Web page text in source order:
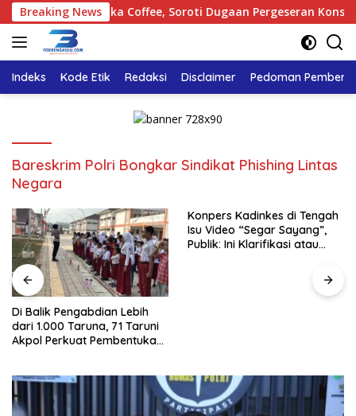
Langsung
ke
konten
Breaking News
Polemik Bika Coffee, Soroti Dugaan Pergeseran Konsep
Indeks Kode Etik Redaksi Disclaimer Pedoman
Bareskrim Polri Bongkar Sindikat Phishing Lintas
Negara
Di Balik Pengabdian Lebih
dari 1.000 Taruna, 71 Taruni
Akpol Perkuat Pembentukan
Konpers Kadinkes di Tengah
Isu Video “Segar Sayang”,
Publik: Ini Klarifikasi atau